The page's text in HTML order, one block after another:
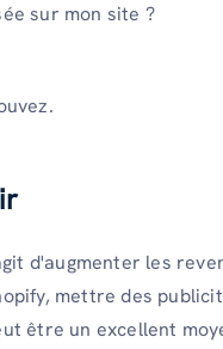
sur mon site ?
d'augmenter les
mettre des
être un excellent